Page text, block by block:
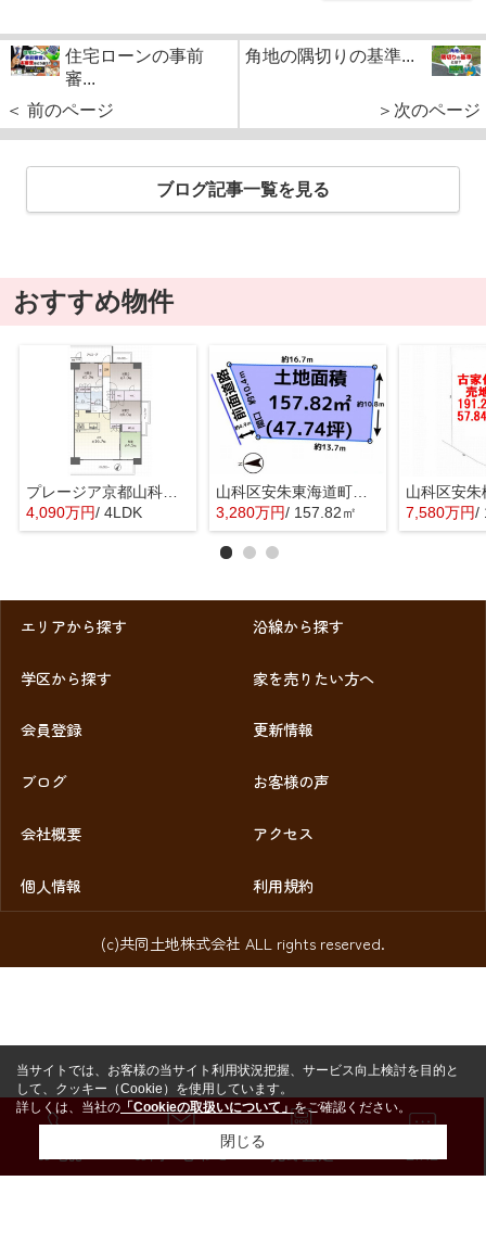
住宅ローンの事前
審...
＜ 前のページ
角地の隅切りの基準...
＞次のページ
ブログ記事一覧を見る
おすすめ物件
プレージア京都山科東野
4,090万円/ 4LDK
山科区安朱東海道町 売地
3,280万円/ 157.82㎡ 7,580万円/
エリアから探す 沿線から探す
学区から探す 家を売りたい方へ
会員登録 更新情報
ブログ お客様の声
会社概要 アクセス
個人情報 利用規約
(c)共同土地株式会社 ALL rights reserved.
お問い合わせ
当サイトでは、お客様の当サイト利用状況把握、サービス向上検討を目的と
して、クッキー（Cookie）を使用しています。
詳しくは、当社の 「Cookieの取扱いについて」をご確認ください。
閉じる